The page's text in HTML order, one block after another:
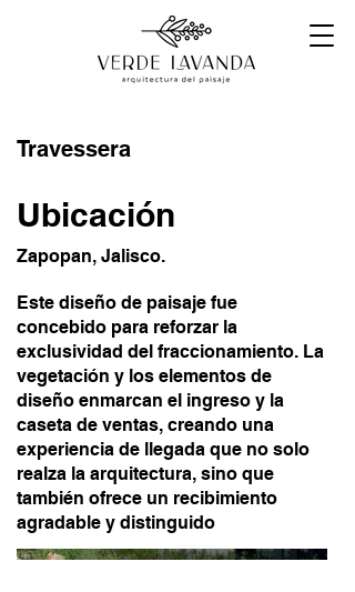
Travessera
Ubicación
Zapopan, Jalisco.
Este diseño de paisaje fue
concebido para reforzar la
exclusividad del fraccionamiento. La
vegetación y los elementos de
diseño enmarcan el ingreso y la
caseta de ventas, creando una
experiencia de llegada que no solo
realza la arquitectura, sino que
también ofrece un recibimiento
agradable y distinguido